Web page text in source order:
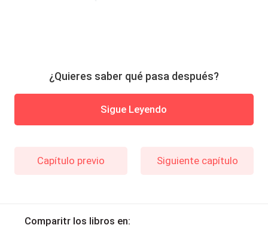
¿Quieres saber qué pasa después?
Sigue Leyendo
Capítulo previo Siguiente capítulo
Comparitr los libros en: